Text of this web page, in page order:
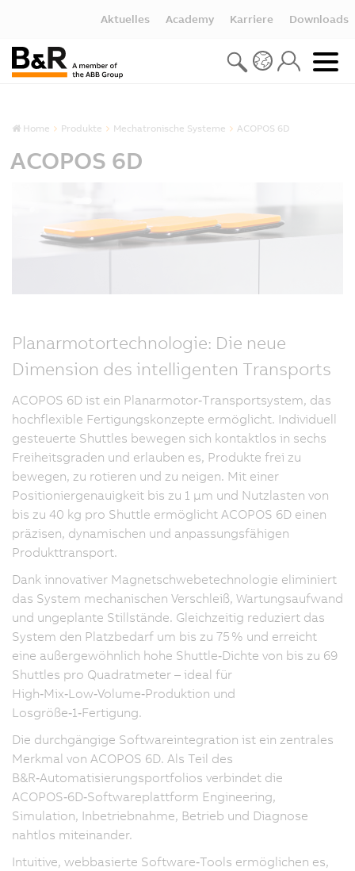
Aktuelles Academy Karriere Downloads
Home Produkte Mechatronische Systeme ACOPOS 6D
ACOPOS 6D
Planarmotortechnologie: Die neue
Dimension des intelligenten Transports
ACOPOS 6D ist ein Planarmotor‑Transportsystem, das
hochflexible Fertigungskonzepte ermöglicht. Individuell
gesteuerte Shuttles bewegen sich kontaktlos in sechs
Freiheitsgraden und erlauben es, Produkte frei zu
bewegen, zu rotieren und zu neigen. Mit einer
Positioniergenauigkeit bis zu 1 µm und Nutzlasten von
bis zu 40 kg pro Shuttle ermöglicht ACOPOS 6D einen
präzisen, dynamischen und anpassungsfähigen
Produkttransport.
Dank innovativer Magnetschwebetechnologie eliminiert
das System mechanischen Verschleiß, Wartungsaufwand
und ungeplante Stillstände. Gleichzeitig reduziert das
System den Platzbedarf um bis zu 75 % und erreicht
eine außergewöhnlich hohe Shuttle‑Dichte von bis zu 69
Shuttles pro Quadratmeter – ideal für
High‑Mix‑Low‑Volume‑Produktion und
Losgröße‑1‑Fertigung.
Die durchgängige Softwareintegration ist ein zentrales
Merkmal von ACOPOS 6D. Als Teil des
B&R‑Automatisierungsportfolios verbindet die
ACOPOS‑6D‑Softwareplattform Engineering,
Simulation, Inbetriebnahme, Betrieb und Diagnose
nahtlos miteinander.
Intuitive, webbasierte Software‑Tools ermöglichen es,